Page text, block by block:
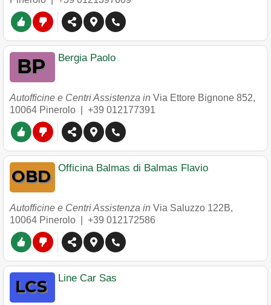
Bergia Paolo
Autofficine e Centri Assistenza in Via Ettore Bignone 852,
10064 Pinerolo +39 012177391
Officina Balmas di Balmas Flavio
Autofficine e Centri Assistenza in Via Saluzzo 122B,
10064 Pinerolo +39 012172586
Line Car Sas